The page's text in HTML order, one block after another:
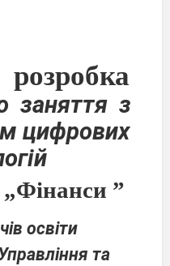
розробка
заняття з
цифрових
”
освіти
та